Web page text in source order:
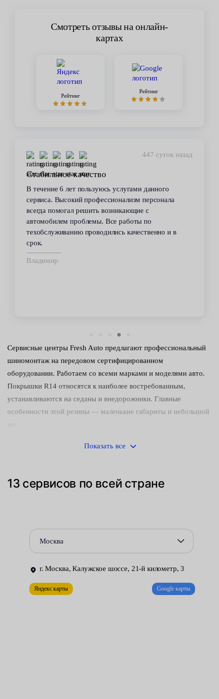
Смотреть отзывы на онлайн-
картах
Рейтинг
Рейтинг
447 суток назад
Стабильное качество
В течение 6 лет пользуюсь услугами данного
сервиса. Высокий профессионализм персонала
всегда помогал решить возникающие с
автомобилем проблемы. Все работы по
техобслуживанию проводились качественно и в
срок.
Владимир
Сервисные центры Fresh Auto предлагают профессиональный
шиномонтаж на передовом сертифицированном
оборудовании. Работаем со всеми марками и моделями авто.
Покрышки R14 относятся к наиболее востребованным,
устанавливаются на седаны и внедорожники. Главные
особенности этой резины — маленькие габариты и небольшой
затяжка гаек динамометрическим ключом — дает
оперативный демонтаж и установка;
тщательная очистка рабочих поверхностей и т. д.
Цена услуги начинается от 2100 рублей. Мероприятие
включает демонтаж колес, очистку от грязи внутренней
поверхности диска, спуск и снятие резины, балансировка на
Показать все
13 сервисов по всей стране
Москва
г. Москва, Калужское шоссе, 21-й километр, 3
Яндекс карты Google карты